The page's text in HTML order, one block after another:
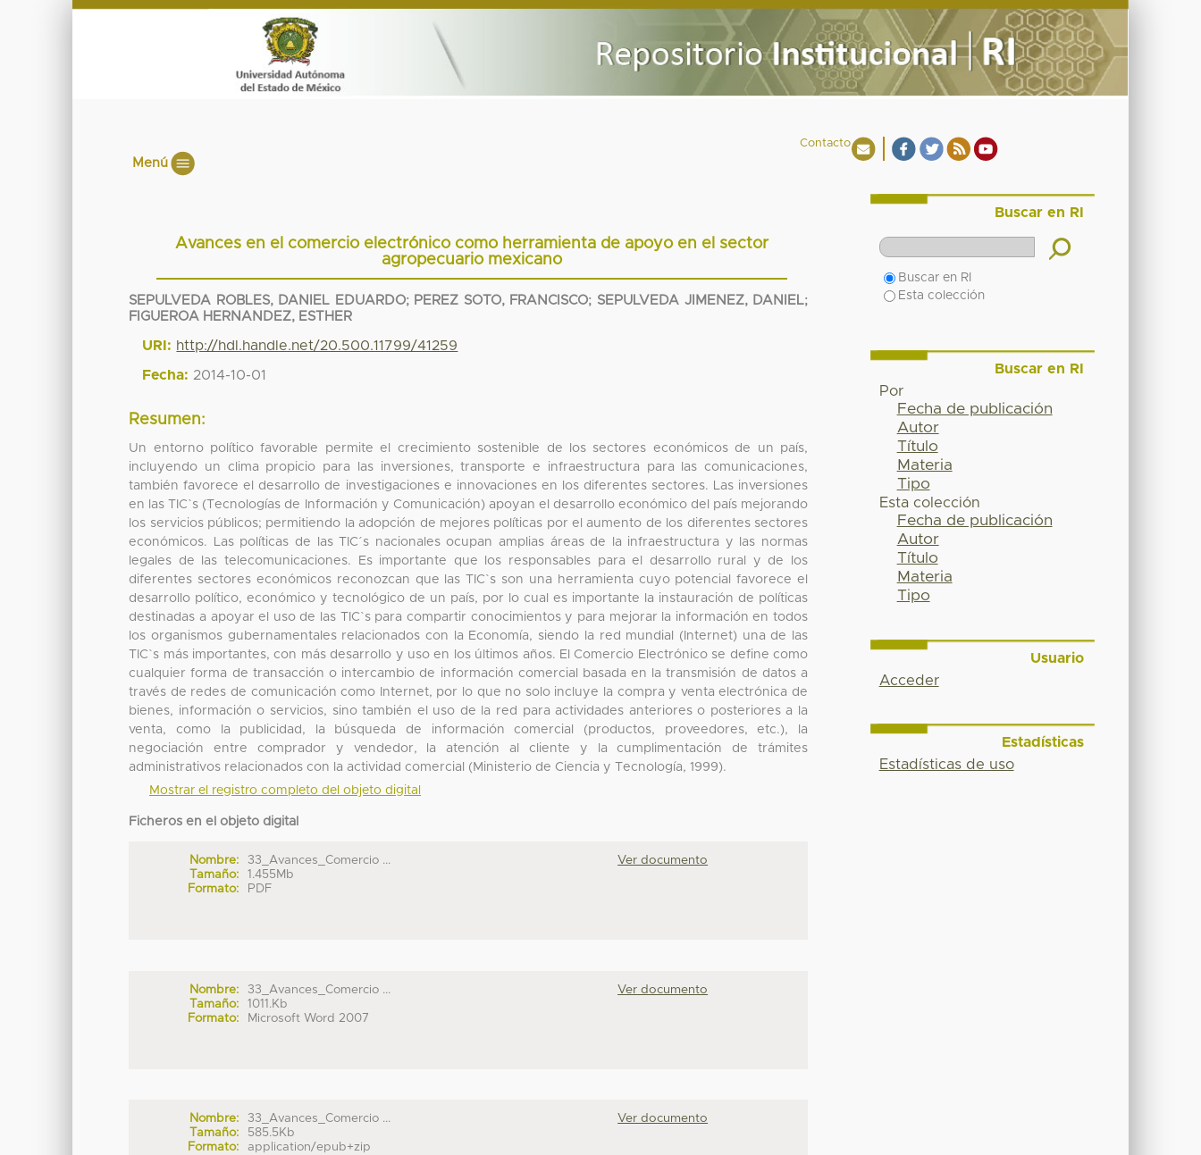
Contacto
Menú
Avances en el comercio electrónico como herramienta de apoyo en el sector
agropecuario mexicano
SEPULVEDA ROBLES, DANIEL EDUARDO; PEREZ SOTO, FRANCISCO; SEPULVEDA JIMENEZ, DANIEL;
FIGUEROA HERNANDEZ, ESTHER
URI: http://hdl.handle.net/20.500.11799/41259
Fecha: 2014-10-01
Resumen:
Un entorno político favorable permite el crecimiento sostenible de los sectores económicos de un país,
incluyendo un clima propicio para las inversiones, transporte e infraestructura para las comunicaciones,
también favorece el desarrollo de investigaciones e innovaciones en los diferentes sectores. Las inversiones
en las TIC`s (Tecnologías de Información y Comunicación) apoyan el desarrollo económico del país mejorando
los servicios públicos; permitiendo la adopción de mejores políticas por el aumento de los diferentes sectores
económicos. Las políticas de las TIC´s nacionales ocupan amplias áreas de la infraestructura y las normas
legales de las telecomunicaciones. Es importante que los responsables para el desarrollo rural y de los
diferentes sectores económicos reconozcan que las TIC`s son una herramienta cuyo potencial favorece el
desarrollo político, económico y tecnológico de un país, por lo cual es importante la instauración de políticas
destinadas a apoyar el uso de las TIC`s para compartir conocimientos y para mejorar la información en todos
los organismos gubernamentales relacionados con la Economía, siendo la red mundial (Internet) una de las
TIC`s más importantes, con más desarrollo y uso en los últimos años. El Comercio Electrónico se define como
cualquier forma de transacción o intercambio de información comercial basada en la transmisión de datos a
través de redes de comunicación como Internet, por lo que no solo incluye la compra y venta electrónica de
bienes, información o servicios, sino también el uso de la red para actividades anteriores o posteriores a la
venta, como la publicidad, la búsqueda de información comercial (productos, proveedores, etc.), la
negociación entre comprador y vendedor, la atención al cliente y la cumplimentación de trámites
administrativos relacionados con la actividad comercial (Ministerio de Ciencia y Tecnología, 1999).
Mostrar el registro completo del objeto digital
Ficheros en el objeto digital
Nombre:
33_Avances_Comercio ...
Tamaño:
1.455Mb
Formato:
PDF
Ver documento
Nombre:
33_Avances_Comercio ...
Tamaño:
1011.Kb
Formato:
Microsoft Word 2007
Ver documento
Nombre:
33_Avances_Comercio ...
Tamaño:
585.5Kb
Formato:
application/epub+zip
Ver documento
Buscar en RI
Buscar en RI
Esta colección
Buscar en RI
Por
Fecha de publicación
Autor
Título
Materia
Tipo
Esta colección
Fecha de publicación
Autor
Título
Materia
Tipo
Usuario
Acceder
Estadísticas
Estadísticas de uso